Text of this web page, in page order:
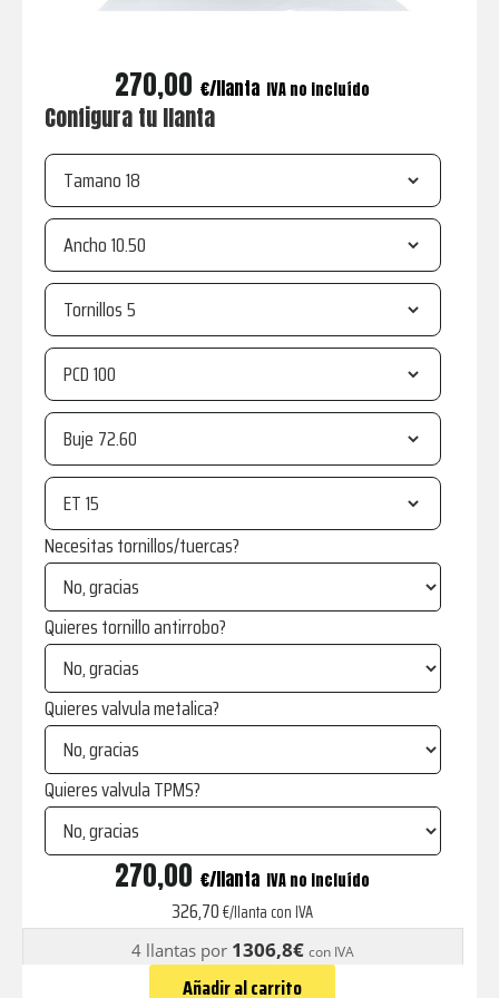
270,00 € IVA no incluído
Configura tu llanta
Tamano
Ancho
Tornillos
PCD
Buje
ET
Necesitas tornillos/tuercas?
Quieres tornillo antirrobo?
Quieres valvula metalica?
Quieres valvula TPMS?
Matt
Gun
270,00 € IVA no incluído
326,70€/llanta con IVA
4 llantas por 1306,8€ con IVA
Añadir al carrito